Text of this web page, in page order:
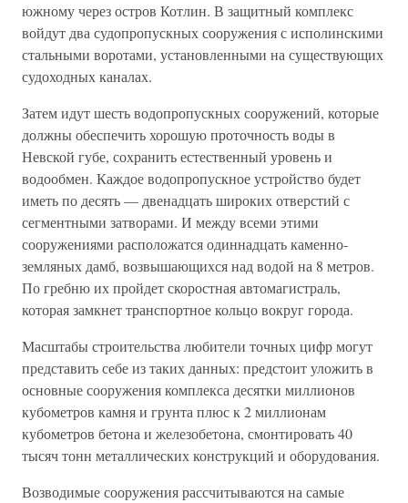
южному через остров Котлин. В защитный комплекс
войдут два судопропускных сооружения с исполинскими
стальными воротами, установленными на существующих
судоходных каналах.
Затем идут шесть водопропускных сооружений, которые
должны обеспечить хорошую проточность воды в
Невской губе, сохранить естественный уровень и
водообмен. Каждое водопропускное устройство будет
иметь по десять — двенадцать широких отверстий с
сегментными затворами. И между всеми этими
сооружениями расположатся одиннадцать каменно-
земляных дамб, возвышающихся над водой на 8 метров.
По гребню их пройдет скоростная автомагистраль,
которая замкнет транспортное кольцо вокруг города.
Масштабы строительства любители точных цифр могут
представить себе из таких данных: предстоит уложить в
основные сооружения комплекса десятки миллионов
кубометров камня и грунта плюс к 2 миллионам
кубометров бетона и железобетона, смонтировать 40
тысяч тонн металлических конструкций и оборудования.
Возводимые сооружения рассчитываются на самые